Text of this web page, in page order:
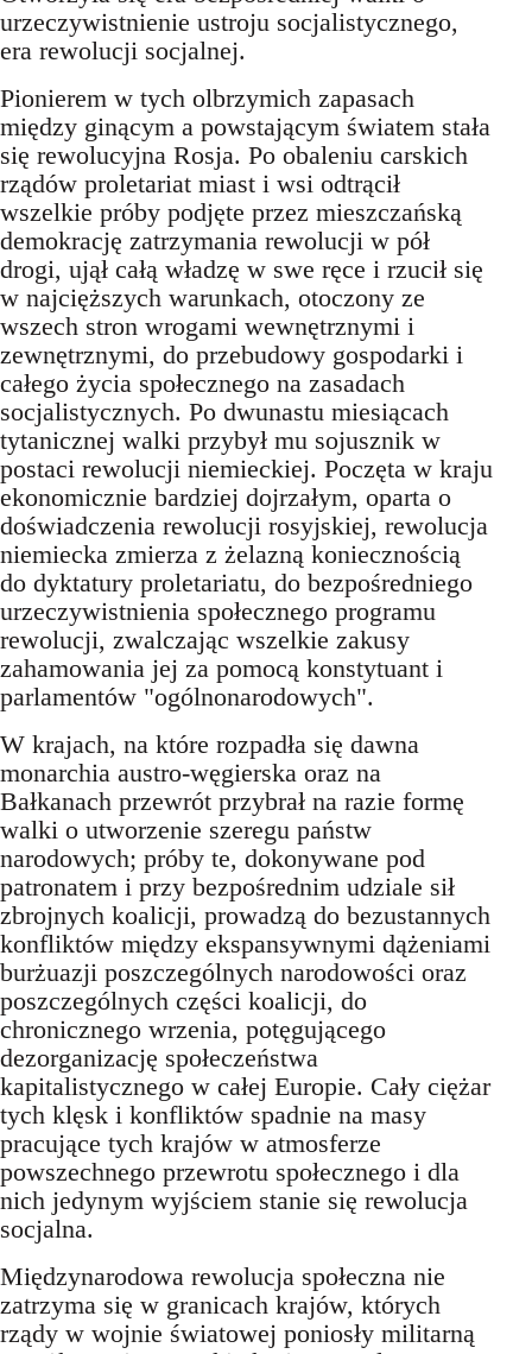
urzeczywistnienie ustroju socjalistycznego,
era rewolucji socjalnej.
Pionierem w tych olbrzymich zapasach
między ginącym a powstającym światem stała
się rewolucyjna Rosja. Po obaleniu carskich
rządów proletariat miast i wsi odtrącił
wszelkie próby podjęte przez mieszczańską
demokrację zatrzymania rewolucji w pół
drogi, ujął całą władzę w swe ręce i rzucił się
w najcięższych warunkach, otoczony ze
wszech stron wrogami wewnętrznymi i
zewnętrznymi, do przebudowy gospodarki i
całego życia społecznego na zasadach
socjalistycznych. Po dwunastu miesiącach
tytanicznej walki przybył mu sojusznik w
postaci rewolucji niemieckiej. Poczęta w kraju
ekonomicznie bardziej dojrzałym, oparta o
doświadczenia rewolucji rosyjskiej, rewolucja
niemiecka zmierza z żelazną koniecznością
do dyktatury proletariatu, do bezpośredniego
urzeczywistnienia społecznego programu
rewolucji, zwalczając wszelkie zakusy
zahamowania jej za pomocą konstytuant i
parlamentów "ogólnonarodowych".
W krajach, na które rozpadła się dawna
monarchia austro-węgierska oraz na
Bałkanach przewrót przybrał na razie formę
walki o utworzenie szeregu państw
narodowych; próby te, dokonywane pod
patronatem i przy bezpośrednim udziale sił
zbrojnych koalicji, prowadzą do bezustannych
konfliktów między ekspansywnymi dążeniami
burżuazji poszczególnych narodowości oraz
poszczególnych części koalicji, do
chronicznego wrzenia, potęgującego
dezorganizację społeczeństwa
kapitalistycznego w całej Europie. Cały ciężar
tych klęsk i konfliktów spadnie na masy
pracujące tych krajów w atmosferze
powszechnego przewrotu społecznego i dla
nich jedynym wyjściem stanie się rewolucja
socjalna.
Międzynarodowa rewolucja społeczna nie
zatrzyma się w granicach krajów, których
rządy w wojnie światowej poniosły militarną